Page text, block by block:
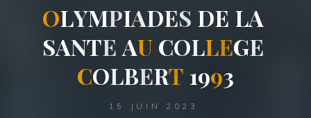
OLYMPIADES DE LA
SANTE AU COLLEGE
COLBERT 1993
15 JUIN 2023